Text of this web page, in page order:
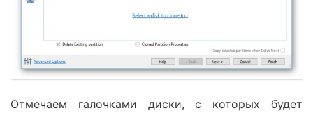
Отмечаем галочками диски, с которых будет